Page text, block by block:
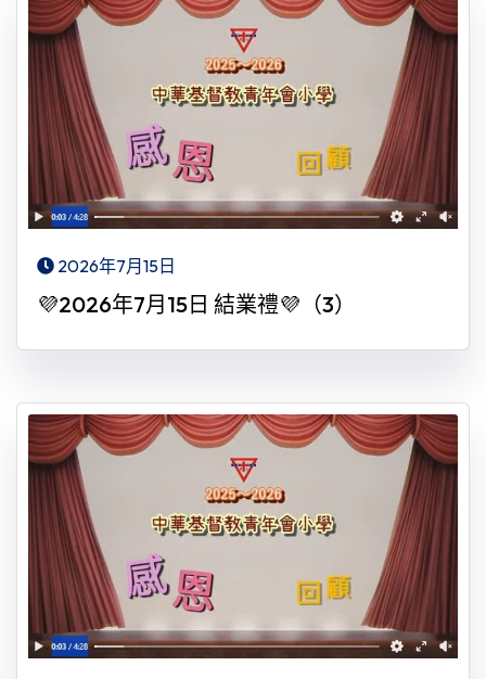
2026年7月15日
💜2026年7月15日 結業禮💜（3）